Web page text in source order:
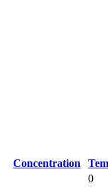
Concentration
0